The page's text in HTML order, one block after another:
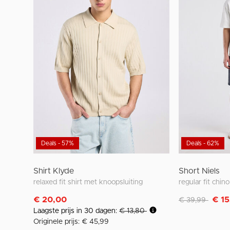
Deals - 57%
Shirt Klyde
relaxed fit shirt met knoopsluiting
€ 20,00
Laagste prijs in 30 dagen: € 13,80
Originele prijs: € 45,99
Deals - 62%
Short Niels
Afgeprijsd van
€ 39,99 naar
€